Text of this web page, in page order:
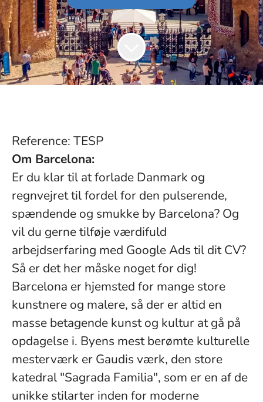
Reference: TESP
Om Barcelona:
Er du klar til at forlade Danmark og
regnvejret til fordel for den pulserende,
spændende og smukke by Barcelona? Og
vil du gerne tilføje værdifuld
arbejdserfaring med Google Ads til dit CV?
Så er det her måske noget for dig!
Barcelona er hjemsted for mange store
kunstnere og malere, så der er altid en
masse betagende kunst og kultur at gå på
opdagelse i. Byens mest berømte kulturelle
mesterværk er Gaudis værk, den store
katedral "Sagrada Familia", som er en af de
unikke stilarter inden for moderne